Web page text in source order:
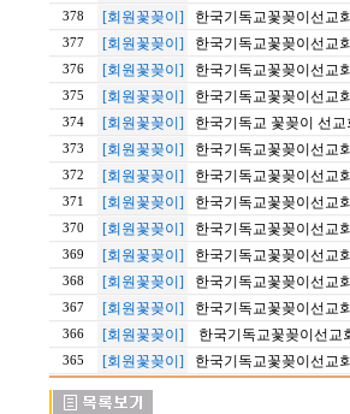
378 [회원꽃꽂이] 한국기독교꽃꽂이선교
377 [회원꽃꽂이] 한국기독교꽃꽂이선교
376 [회원꽃꽂이] 한국기독교꽃꽂이선교
375 [회원꽃꽂이] 한국기독교꽃꽂이선교
374 [회원꽃꽂이] 한국기독교 꽃꽂이 선
373 [회원꽃꽂이] 한국기독교꽃꽂이선교
372 [회원꽃꽂이] 한국기독교꽃꽂이선교
371 [회원꽃꽂이] 한국기독교꽃꽂이선교
370 [회원꽃꽂이] 한국기독교꽃꽂이선교
369 [회원꽃꽂이] 한국기독교꽃꽂이선교
368 [회원꽃꽂이] 한국기독교꽃꽂이선교
367 [회원꽃꽂이] 한국기독교꽃꽂이선교
366 [회원꽃꽂이] 한국기독교꽃꽂이선교
365 [회원꽃꽂이] 한국기독교꽃꽂이선교